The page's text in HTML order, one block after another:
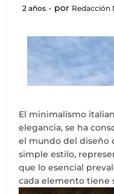
2 años por Redacción
El minimalismo
elegancia, se ha
el mundo del diseño
simple estilo,
que lo esencial
cada elemento tiene